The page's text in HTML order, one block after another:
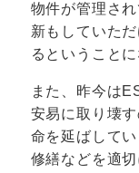
物件が管理さ
新もしていた
るということに
また、昨今は
安易に取り壊
命を延ばして
修繕などを適